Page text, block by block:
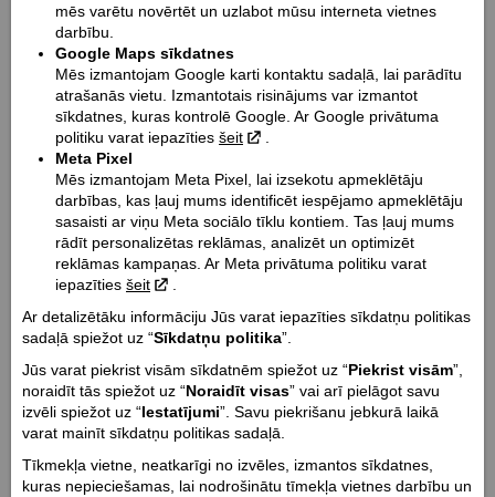
Chieftain
Chieftain Dark Horse
Chieftain
Chieftain Limited
Challenger Dark Horse | 2025
Challenger Dark Horse | 2026
mēs varētu novērtēt un uzlabot mūsu interneta vietnes
darbību.
Google Maps sīkdatnes
Mēs izmantojam Google karti kontaktu sadaļā, lai parādītu
atrašanās vietu. Izmantotais risinājums var izmantot
sīkdatnes, kuras kontrolē Google. Ar Google privātuma
politiku varat iepazīties šeit
Meta Pixel
Mēs izmantojam Meta Pixel, lai izsekotu apmeklētāju
darbības, kas ļauj mums identificēt iespējamo apmeklētāju
sasaisti ar viņu Meta sociālo tīklu kontiem. Tas ļauj mums
rādīt personalizētas reklāmas, analizēt un optimizēt
reklāmas kampaņas. Ar Meta privātuma politiku varat
iepazīties šeit
Ar detalizētāku informāciju Jūs varat iepazīties sīkdatņu politikas
sadaļā spiežot uz “Sīkdatņu politika”.
Jūs varat piekrist visām sīkdatnēm spiežot uz “Piekrist visām”,
noraidīt tās spiežot uz “Noraidīt visas” vai arī pielāgot savu
izvēli spiežot uz “Iestatījumi”. Savu piekrišanu jebkurā laikā
varat mainīt sīkdatņu politikas sadaļā.
Tīkmekļa vietne, neatkarīgi no izvēles, izmantos sīkdatnes,
kuras nepieciešamas, lai nodrošinātu tīmekļa vietnes darbību un